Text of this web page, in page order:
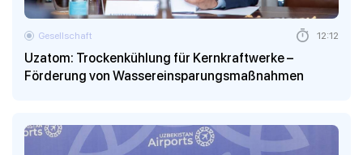
Uzatom: Trockenkühlung für Kernkraftwerke –
Förderung von Wassereinsparungsmaßnahmen
Gesellschaft 12:12